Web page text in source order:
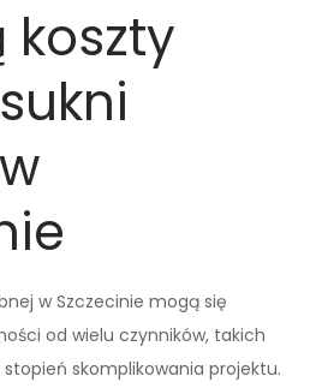
koszty
w Szczecinie mogą się
od wielu czynników, takich
skomplikowania projektu.